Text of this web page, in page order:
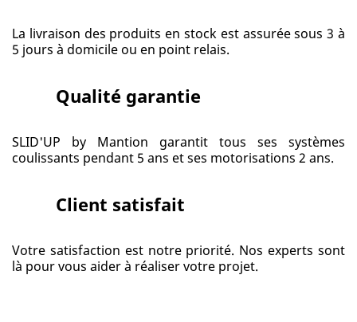
La livraison des produits en stock est assurée sous 3 à
5 jours à domicile ou en point relais.
Qualité garantie
SLID'UP by Mantion garantit tous ses systèmes
coulissants pendant 5 ans et ses motorisations 2 ans.
Client satisfait
Votre satisfaction est notre priorité. Nos experts sont
là pour vous aider à réaliser votre projet.